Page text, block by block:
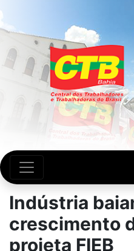
Indústria
crescimento
projeta FIEB